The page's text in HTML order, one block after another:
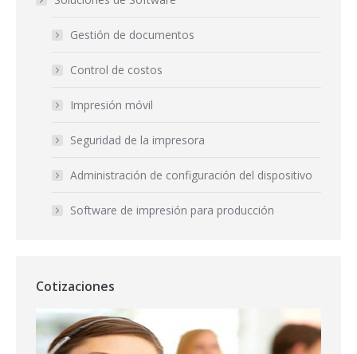
Gestión de documentos
Control de costos
Impresión móvil
Seguridad de la impresora
Administración de configuración del dispositivo
Software de impresión para producción
Cotizaciones